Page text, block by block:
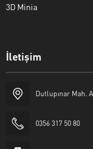
3D Minia
İletişim
Dutlupınar Mah.
0356 317 50 80